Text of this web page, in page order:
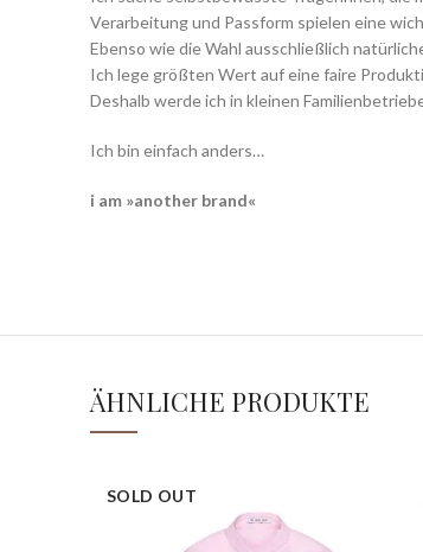
Verarbeitung und Passform spielen eine
Ebenso wie die Wahl ausschließlich
Ich lege größten Wert auf eine faire
Deshalb werde ich in kleinen
Ich bin einfach anders…
i am »another brand«
ÄHNLICHE PRODUKTE
SOLD OUT